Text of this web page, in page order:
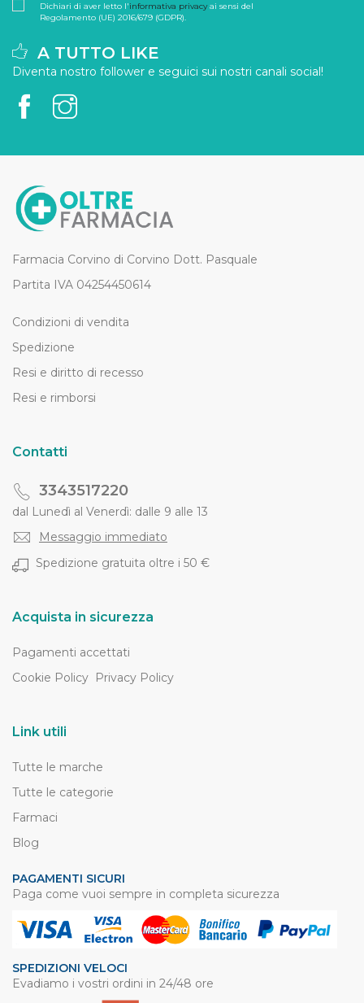
Dichiari di aver letto l'informativa privacyai sensi del
Regolamento (UE) 2016/679 (GDPR).
A TUTTO LIKE
Diventa nostro follower e seguici sui nostri canali social!
Farmacia Corvino di Corvino Dott. Pasquale
Partita IVA 04254450614
Condizioni di vendita
Spedizione
Resi e diritto di recesso
Resi e rimborsi
Contatti
3343517220
dal Lunedì al Venerdì: dalle 9 alle 13
Messaggio immediato
Spedizione gratuita oltre i 50 €
Acquista in sicurezza
Pagamenti accettati
Cookie Policy Privacy Policy
Link utili
Tutte le marche
Tutte le categorie
Farmaci
Blog
PAGAMENTI SICURI
Paga come vuoi sempre in completa sicurezza
SPEDIZIONI VELOCI
Evadiamo i vostri ordini in 24/48 ore